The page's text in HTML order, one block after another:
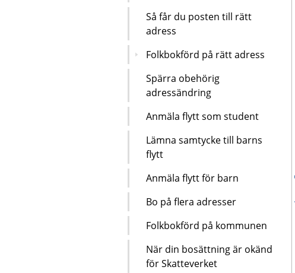
Så får du posten till rätt
adress
Folkbokförd på rätt adress
Spärra obehörig
adressändring
Anmäla flytt som student
Lämna samtycke till barns
flytt
Anmäla flytt för barn
Bo på flera adresser
Folkbokförd på kommunen
När din bosättning är okänd
för Skatteverket